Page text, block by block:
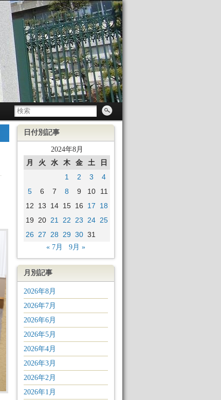
日付別記事
2024年8月
月 火 水 木 金 土
日
1
2 3
4
5
6 7 8 9 10
11
12
13 14 15 16 17
18
19
20 21 22 23 24 25
26
27 28 29 30 31
« 7月 9月 »
月別記事
2026年8月
2026年7月
2026年6月
2026年5月
2026年4月
2026年3月
2026年2月
2026年1月